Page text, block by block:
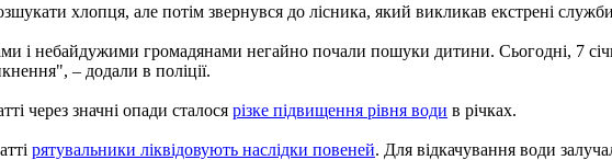
хлопця, але потім звернувся до лісника, який викликав екстрені
і небайдужими громадянами негайно почали пошуки дитини. Сьогодні, 7
– додали в поліції.
через значні опади сталося різке підвищення рівня води в річках.
рятувальники ліквідовують наслідки повеней. Для відкачування води